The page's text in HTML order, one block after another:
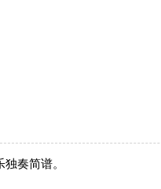
奏简谱。